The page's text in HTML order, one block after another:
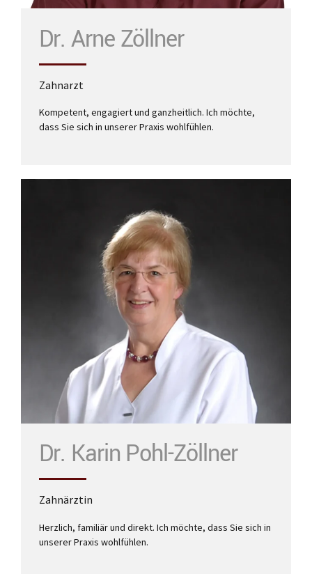
Dr. Arne Zöllner
Zahnarzt
Kompetent, engagiert und ganzheitlich. Ich möchte,
dass Sie sich in unserer Praxis wohlfühlen.
mehr
Dr. Karin Pohl-Zöllner
Zahnärztin
Herzlich, familiär und direkt. Ich möchte, dass Sie sich in
unserer Praxis wohlfühlen.